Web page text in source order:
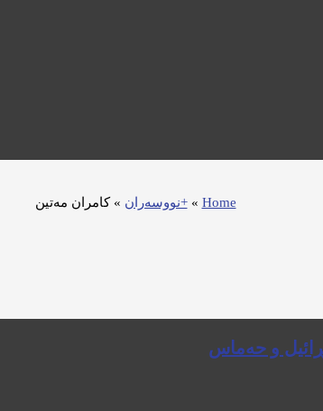
Home
»+نووسەران »كامران مه‌تین